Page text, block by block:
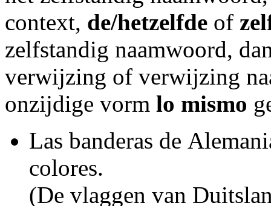
context, de/hetzelfde of
zelfstandig naamwoord,
verwijzing of verwijzing
onzijdige vorm lo mismo
Las banderas de
colores.
(De vlaggen van